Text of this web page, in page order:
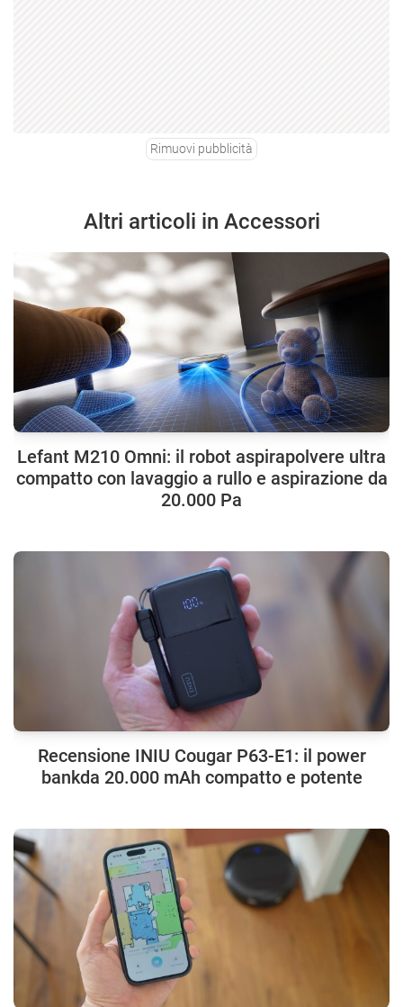
Rimuovi pubblicità
Altri articoli in Accessori
Lefant M210 Omni: il robot aspirapolvere ultra
compatto con lavaggio a rullo e aspirazione da
20.000 Pa
Recensione INIU Cougar P63-E1: il power
bankda 20.000 mAh compatto e potente